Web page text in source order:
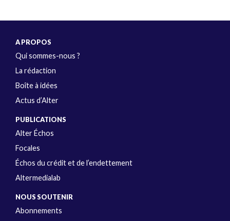
A PROPOS
Qui sommes-nous ?
La rédaction
Boîte à idées
Actus d’Alter
PUBLICATIONS
Alter Échos
Focales
Échos du crédit et de l’endettement
Altermedialab
NOUS SOUTENIR
Abonnements